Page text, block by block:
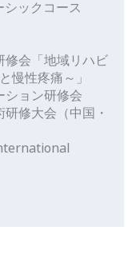
ックコース
修会「地域リハビ
慢性疼痛～」
ション研修会
修大会（中国・